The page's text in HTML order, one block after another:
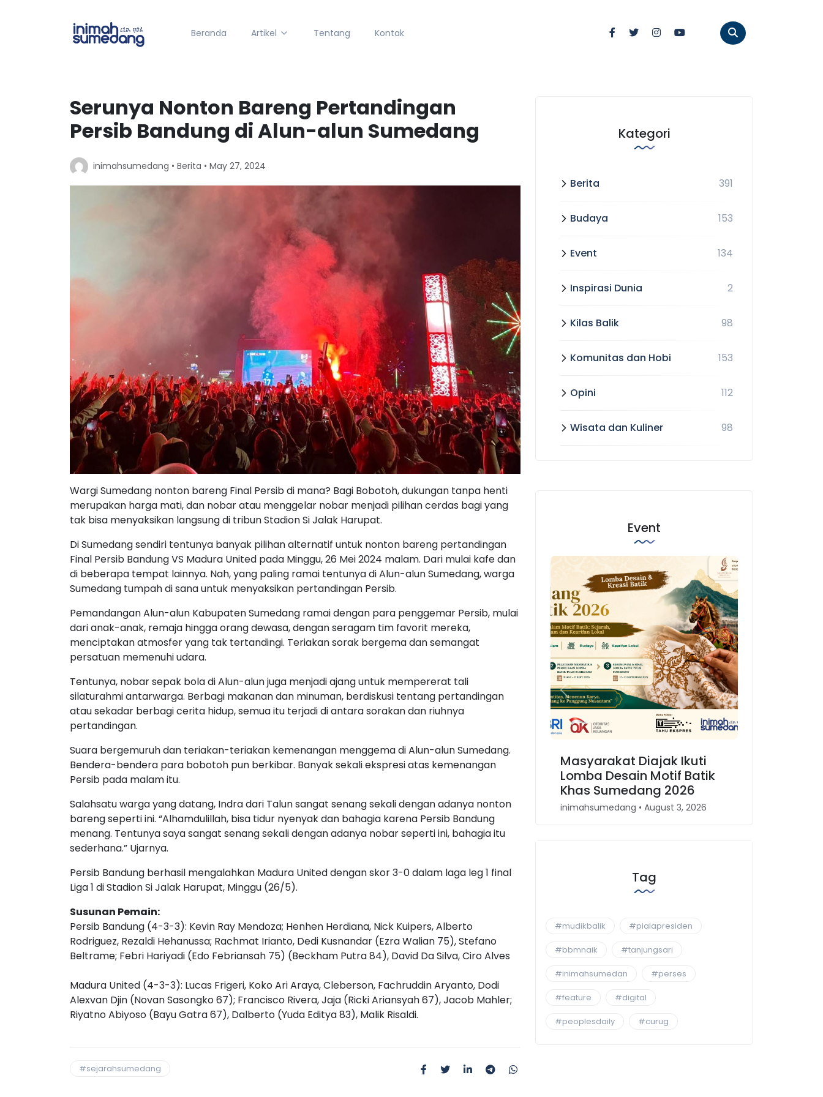
Beranda Artikel Tentang Kontak
Serunya Nonton Bareng Pertandingan
Persib Bandung di Alun-alun Sumedang
inimahsumedang • Berita • May 27, 2024
Wargi Sumedang nonton bareng Final Persib di mana? Bagi Bobotoh, dukungan tanpa henti
merupakan harga mati, dan nobar atau menggelar nobar menjadi pilihan cerdas bagi yang
tak bisa menyaksikan langsung di tribun Stadion Si Jalak Harupat.
Di Sumedang sendiri tentunya banyak pilihan alternatif untuk nonton bareng pertandingan
Final Persib Bandung VS Madura United pada Minggu, 26 Mei 2024 malam. Dari mulai kafe dan
di beberapa tempat lainnya. Nah, yang paling ramai tentunya di Alun-alun Sumedang, warga
Sumedang tumpah di sana untuk menyaksikan pertandingan Persib.
Pemandangan Alun-alun Kabupaten Sumedang ramai dengan para penggemar Persib, mulai
dari anak-anak, remaja hingga orang dewasa, dengan seragam tim favorit mereka,
menciptakan atmosfer yang tak tertandingi. Teriakan sorak bergema dan semangat
persatuan memenuhi udara.
Tentunya, nobar sepak bola di Alun-alun juga menjadi ajang untuk mempererat tali
silaturahmi antarwarga. Berbagi makanan dan minuman, berdiskusi tentang pertandingan
atau sekadar berbagi cerita hidup, semua itu terjadi di antara sorakan dan riuhnya
pertandingan.
Suara bergemuruh dan teriakan-teriakan kemenangan menggema di Alun-alun Sumedang.
Bendera-bendera para bobotoh pun berkibar. Banyak sekali ekspresi atas kemenangan
Persib pada malam itu.
Salahsatu warga yang datang, Indra dari Talun sangat senang sekali dengan adanya nonton
bareng seperti ini. “Alhamdulillah, bisa tidur nyenyak dan bahagia karena Persib Bandung
menang. Tentunya saya sangat senang sekali dengan adanya nobar seperti ini, bahagia itu
sederhana.” Ujarnya.
Persib Bandung berhasil mengalahkan Madura United dengan skor 3-0 dalam laga leg 1 final
Liga 1 di Stadion Si Jalak Harupat, Minggu (26/5).
Susunan Pemain:
Persib Bandung (4-3-3): Kevin Ray Mendoza; Henhen Herdiana, Nick Kuipers, Alberto
Rodriguez, Rezaldi Hehanussa; Rachmat Irianto, Dedi Kusnandar (Ezra Walian 75), Stefano
Beltrame; Febri Hariyadi (Edo Febriansah 75) (Beckham Putra 84), David Da Silva, Ciro Alves
Madura United (4-3-3): Lucas Frigeri, Koko Ari Araya, Cleberson, Fachruddin Aryanto, Dodi
Alexvan Djin (Novan Sasongko 67); Francisco Rivera, Jaja (Ricki Ariansyah 67), Jacob Mahler;
Riyatno Abiyoso (Bayu Gatra 67), Dalberto (Yuda Editya 83), Malik Risaldi.
#sejarahsumedang
Kategori
Berita 391
Budaya 153
Event 134
Inspirasi Dunia 2
Kilas Balik 98
Komunitas dan Hobi 153
Opini 112
Wisata dan Kuliner 98
Event
Masyarakat Diajak Ikuti
Lomba Desain Motif Batik
Khas Sumedang 2026
inimahsumedang • August 3, 2026
Previous Next
Tag
#mudikbalik #pialapresiden
#bbmnaik #tanjungsari
#inimahsumedan #perses
#feature #digital
#peoplesdaily #curug